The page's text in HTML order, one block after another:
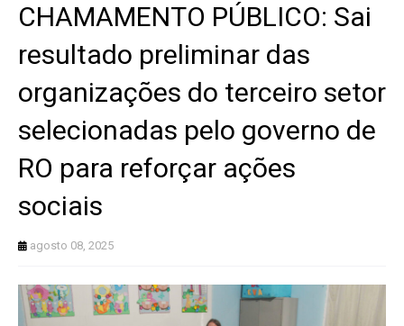
CHAMAMENTO PÚBLICO: Sai
resultado preliminar das
organizações do terceiro setor
selecionadas pelo governo de
RO para reforçar ações
sociais
agosto 08, 2025